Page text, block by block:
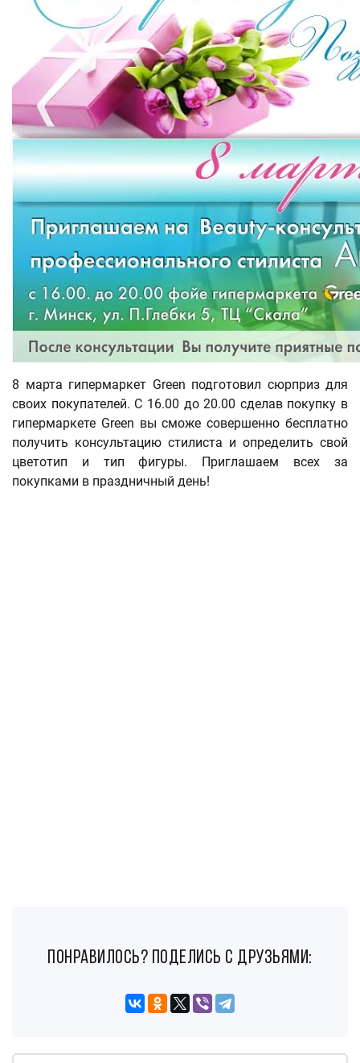
8 марта гипермаркет Green подготовил сюрприз для
своих покупателей. С 16.00 до 20.00 сделав покупку в
гипермаркете Green вы сможе совершенно бесплатно
получить консультацию стилиста и определить свой
цветотип и тип фигуры. Приглашаем всех за
покупками в праздничный день!
понравилось? поделись с друзьями: